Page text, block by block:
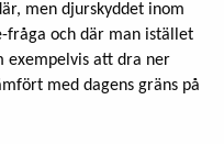
men djurskyddet inom
fråga och där man istället
exempelvis att dra ner
med dagens gräns på